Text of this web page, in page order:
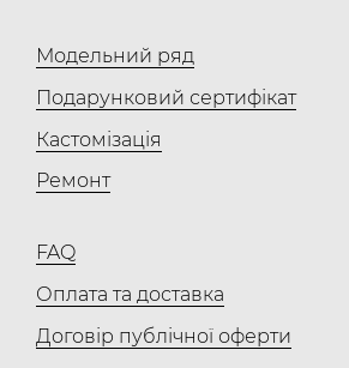
Модельний ряд
Подарунковий сертифікат
Кастомізація
Ремонт
FAQ
Оплата та доставка
Договір публічної оферти